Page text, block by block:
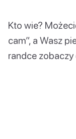
Kto wie?
cam”, a Wasz
randce zobaczy